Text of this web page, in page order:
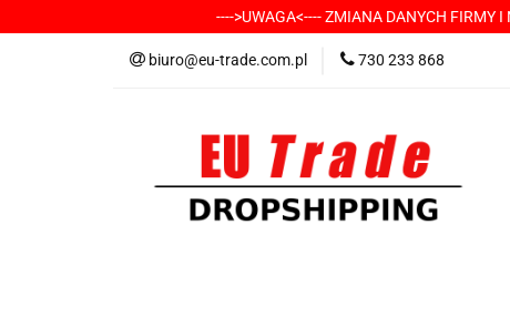
---->UWAGA<---- ZMIANA DANYCH
biuro@eu-trade.com.pl 730 233 868
KATEGORIE